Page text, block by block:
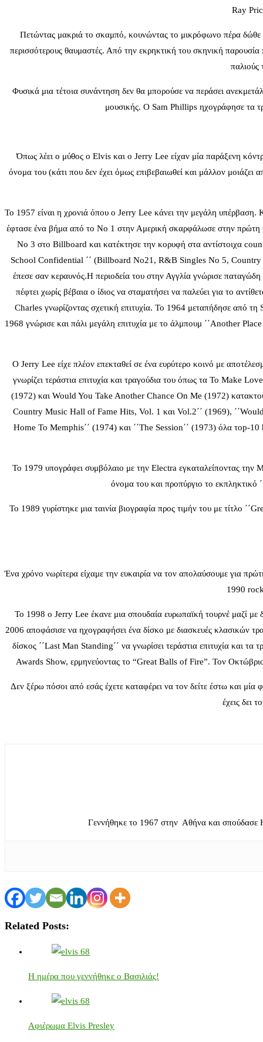
Ray
Πετώντας μακριά το σκαμπό, κουνώντας το μικρόφωνο πέρα δώθε
περισσότερους θαυμαστές. Από την εκρηκτική του σκηνική
παλιούς
Φυσικά μια τέτοια συνάντηση δεν θα μπορούσε να περάσει
μουσικής. Ο Sam Phillips ηχογράφησε τα
Όπως λέει ο μύθος ο Elvis και ο Jerry Lee είχαν μία παράξενη
όνομα του (κάτι που δεν έχει όμως επιβεβαιωθεί και μάλλον
Το 1957 είναι η χρονιά όπου ο Jerry Lee κάνει την μεγάλη
έφτασε ένα βήμα από το Νο 1 στην Αμερική σκαρφάλωσε στην πρώτη
Νο 3 στο Billboard και κατέκτησε την κορυφή στα αντίστοιχα
School Confidential ΄΄ (Billboard Νο21, R&B Singles Νο 5, Country
έπεσε σαν κεραυνός.Η περιοδεία του στην Αγγλία γνώρισε παταγώδη
πέφτει χωρίς βέβαια ο ίδιος να σταματήσει να παλεύει για το
Charles γνωρίζοντας σχετική επιτυχία. Το 1964 μεταπήδησε από
1968 γνώρισε και πάλι μεγάλη επιτυχία με το άλμπουμ ΄΄Another
Ο Jerry Lee είχε πλέον επεκταθεί σε ένα ευρύτερο κοινό με
γνωρίζει τεράστια επιτυχία και τραγούδια του όπως τα To
(1972) και Would You Take Another Chance On Me (1972)
Country Music Hall of Fame Hits, Vol. 1 και Vol.2΄΄ (1969),
Home To Memphis΄΄ (1974) και ΄΄The Session΄΄ (1973) όλα τop-10
Το 1979 υπογράφει συμβόλαιο με την Electra εγκαταλείποντας την
όνομα του και προπύργιο το εκπληκτικό
Το 1989 γυρίστηκε μια ταινία βιογραφία προς τιμήν του με τίτλο
Ένα χρόνο νωρίτερα είχαμε την ευκαιρία να τον απολαύσουμε για
1990
Το 1998 ο Jerry Lee έκανε μια σπουδαία ευρωπαϊκή τουρνέ μαζί
2006 αποφάσισε να ηχογραφήσει ένα δίσκο με διασκευές
δίσκος ΄΄Last Man Standing΄΄ να γνωρίσει τεράστια επιτυχία
Awards Show, ερμηνεύοντας το “Great Balls of Fire”. Τον
Δεν ξέρω πόσοι από εσάς έχετε καταφέρει να τον δείτε έστω και
έχεις δει
Γεννήθηκε το 1967 στην Αθήνα και σπούδασε
Related Posts:
Η ημέρα που γεννήθηκε ο Βασιλιάς!
Αφιέρωμα Elvis Presley